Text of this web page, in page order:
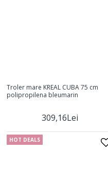
Troler mare KREAL CUBA 75 cm
polipropilena bleumarin
309,16Lei
HOT DEALS